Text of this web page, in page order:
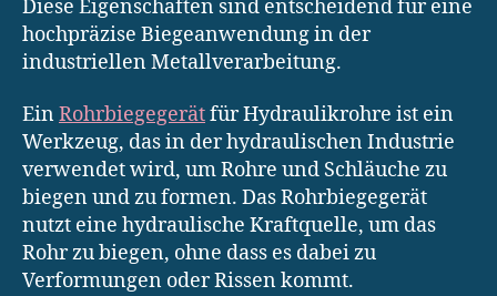
Diese Eigenschaften sind entscheidend für eine
hochpräzise Biegeanwendung in der
industriellen Metallverarbeitung.
EinRohrbiegegerätfür Hydraulikrohre ist ein
Werkzeug, das in der hydraulischen Industrie
verwendet wird, um Rohre und Schläuche zu
biegen und zu formen. Das Rohrbiegegerät
nutzt eine hydraulische Kraftquelle, um das
Rohr zu biegen, ohne dass es dabei zu
Verformungen oder Rissen kommt.